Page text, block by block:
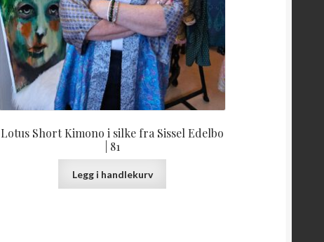
Lotus Short Kimono i silke fra Sissel Edelbo
| 81
Legg i handlekurv